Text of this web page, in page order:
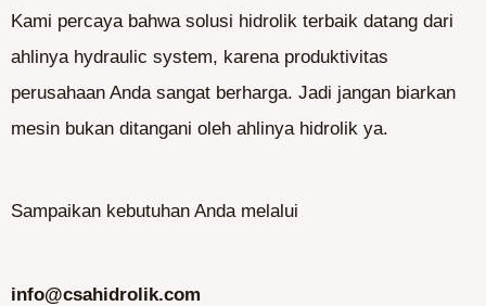
Kami percaya bahwa solusi hidrolik terbaik datang dari
ahlinya hydraulic system, karena produktivitas
perusahaan Anda sangat berharga. Jadi jangan biarkan
mesin bukan ditangani oleh ahlinya hidrolik ya.
Sampaikan kebutuhan Anda melalui
info@csahidrolik.com